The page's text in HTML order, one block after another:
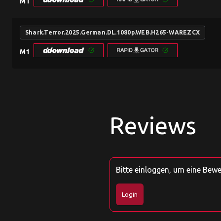
Shark.Terror.2025.German.DL.1080p.WEB.H265-WAREZCX
M1
Reviews
Bitte einloggen, um eine
Login